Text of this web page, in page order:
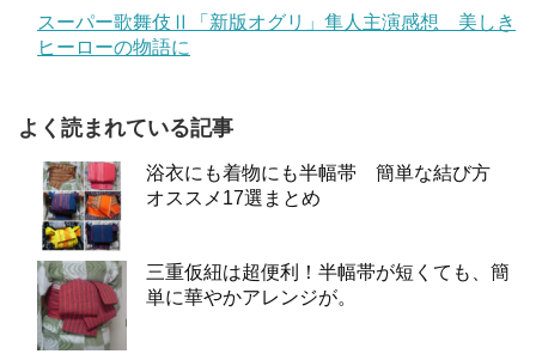
スーパー歌舞伎Ⅱ「新版オグリ」隼人主演感想 美しき
ヒーローの物語に
よく読まれている記事
浴衣にも着物にも半幅帯 簡単な結び方
オススメ17選まとめ
三重仮紐は超便利！半幅帯が短くても、簡
単に華やかアレンジが。